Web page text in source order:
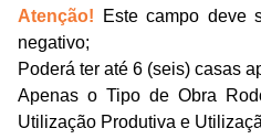
Atenção!
Este campo deve
negativo;
Poderá ter até 6 (seis) casas
Apenas o Tipo de Obra
Utilização Produtiva e